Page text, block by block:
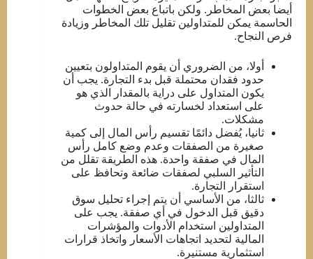
أيضا بعض المخاطر. ولكن باتباع بعض الخطوات
الحاسمة يمكن للمتداولين تقليل تلك المخاطر وزيادة
فرص النجاح.
أولا، من الضروري أن يقوم المتداولون بتعيين
حدود فقدان محتملة قبل بدء التجارة. يجب أن
يكون المتداول على دراية بالمقدار الذي هو
على استعداد لخسارته في حالة حدوث
مشكلات.
ثانيا، يُفضل دائمًا تقسيم رأس المال إلى كمية
صغيرة من الصفقات وعدم وضع كامل رأس
المال في صفقة واحدة. هذه الطريقة تقلل من
التأثير السلبي لصفقات ضائعة وتحافظ على
استقرار التجارة.
ثالثا، من الأساسي أن يتم إجراء تحليل سوق
دقيق قبل الدخول في أي صفقة. يجب على
المتداولين استخدام الأدوات والمؤشرات
المالية لتحديد اتجاهات الأسعار واتخاذ قرارات
استثمارية مستنيرة.